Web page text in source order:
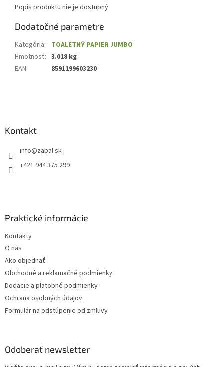
Popis produktu nie je dostupný
Dodatočné parametre
Kategória:
TOALETNÝ PAPIER JUMBO
Hmotnosť: 3.018 kg
EAN: 8591199603230
Kontakt
info@zabal.sk
+421 944 375 299
Praktické informácie
Kontakty
O nás
Ako objednať
Obchodné a reklamačné podmienky
Dodacie a platobné podmienky
Ochrana osobných údajov
Formulár na odstúpenie od zmluvy
Odoberať newsletter